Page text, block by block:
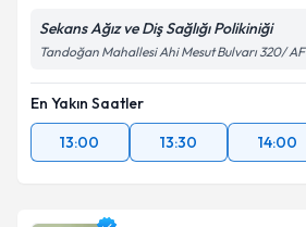
Sekans Ağız ve Diş Sağlığı Polikiniği
Tandoğan Mahallesi Ahi Mesut Bulvarı 320/ AF
En Yakın Saatler
13:00
13:30 14:00